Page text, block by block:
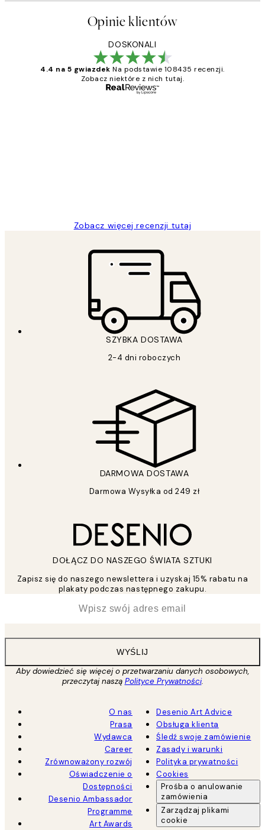
Opinie klientów
DOSKONALI
4.4 na 5 gwiazdek Na podstawie 108435 recenzji.
Zobacz niektóre z nich tutaj.
Zobacz więcej recenzji tutaj
SZYBKA DOSTAWA
2-4 dni roboczych
DARMOWA DOSTAWA
Darmowa Wysyłka od 249 zł
DOŁĄCZ DO NASZEGO ŚWIATA SZTUKI
Zapisz się do naszego newslettera i uzyskaj 15% rabatu na
plakaty podczas następnego zakupu.
WYŚLIJ
Aby dowiedzieć się więcej o przetwarzaniu danych osobowych,
przeczytaj naszą Polityce Prywatności.
O nas
Prasa
Wydawca
Career
Zrównoważony rozwój
Oświadczenie o
Dostępności
Desenio Ambassador
Programme
Art Awards
Desenio Art Advice
Obsługa klienta
Śledź swoje zamówienie
Zasady i warunki
Polityka prywatności
Cookies
Prośba o anulowanie
zamówienia
Zarządzaj plikami
cookie